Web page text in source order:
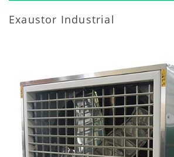
Exaustor Industrial